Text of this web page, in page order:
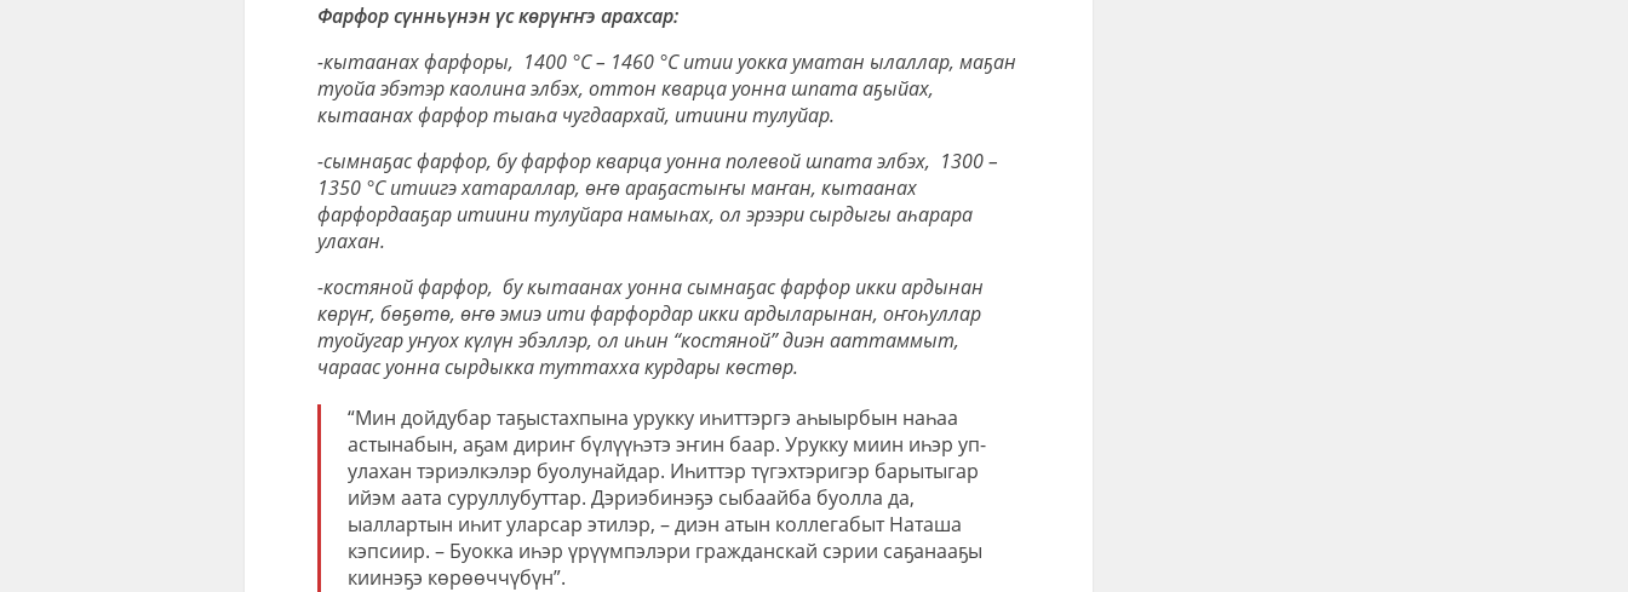
Фарфор сүнньүнэн үс көрүҥҥэ арахсар:
-кытаанах фарфоры, 1400 °C – 1460 °C итии уокка уматан ылаллар, маҕан
туойа эбэтэр каолина элбэх, оттон кварца уонна шпата аҕыйах,
кытаанах фарфор тыаһа чугдаархай, итиини тулуйар.
-сымнаҕас фарфор, бу фарфор кварца уонна полевой шпата элбэх, 1300 –
1350 °C итиигэ хатараллар, өҥө араҕастыҥы маҥан, кытаанах
фарфордааҕар итиини тулуйара намыһах, ол эрээри сырдыгы аһарара
улахан.
-костяной фарфор, бу кытаанах уонна сымнаҕас фарфор икки ардынан
көрүҥ, бөҕөтө, өҥө эмиэ ити фарфордар икки ардыларынан, оҥоһуллар
туойугар уҥуох күлүн эбэллэр, ол иһин “костяной” диэн ааттаммыт,
чараас уонна сырдыкка туттахха курдары көстөр.
“Мин дойдубар таҕыстахпына урукку иһиттэргэ аһыырбын наһаа
астынабын, аҕам дириҥ бүлүүһэтэ эҥин баар. Урукку миин иһэр уп-
улахан тэриэлкэлэр буолунайдар. Иһиттэр түгэхтэригэр барытыгар
ийэм аата суруллубуттар. Дэриэбинэҕэ сыбаайба буолла да,
ыаллартын иһит уларсар этилэр, – диэн атын коллегабыт Наташа
кэпсиир. – Буокка иһэр үрүүмпэлэри гражданскай сэрии саҕанааҕы
киинэҕэ көрөөччүбүн”.